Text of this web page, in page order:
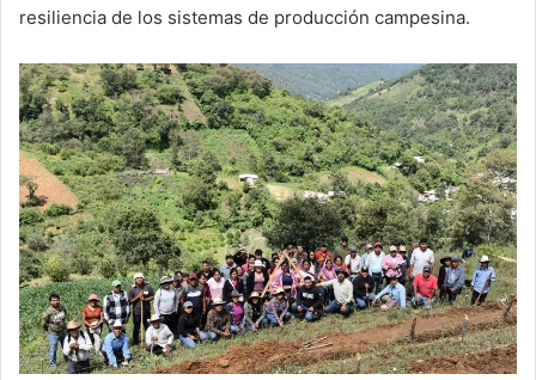
resiliencia de los sistemas de producción campesina.